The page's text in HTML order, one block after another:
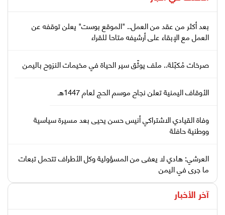
بعد أكثر من عقد من العمل.. "الموقع بوست" يعلن توقفه عن
العمل مع الإبقاء على أرشيفه متاحا للقراء
صرخات مُكبّلة.. ملف يوثّق سير الحياة في مخيمات النزوح باليمن
الأوقاف اليمنية تعلن نجاح موسم الحج لعام 1447هـ
وفاة القيادي الاشتراكي أنيس حسن يحيى بعد مسيرة سياسية
ووطنية حافلة
العرشي: هادي لا يعفى من المسؤولية وكل الأطراف تتحمل تبعات
ما جرى في اليمن
آخر الأخبار